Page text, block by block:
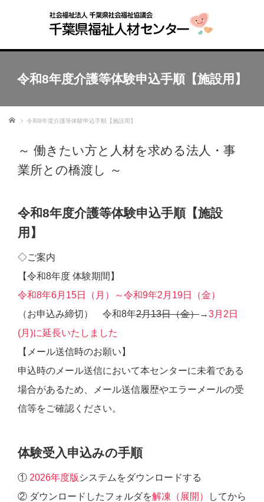
令和8年度介護等体験申込手順【施設用】
ホーム 令和8年度介護等体験申込手順【施設用】
～ 働きたい方と人材を求める法人・事
業所との橋渡し ～
令和8年度介護等体験申込手順【施設
用】
◇ご案内
【令和8年度 体験期間】
令和8年6月15日（月）～令和9年2月19日（金）
（お申込み締切） 令和8年2月13日（金）→3月2日
(月)に延長いたしました
【メール送信時のお願い】
申込時のメール送信において本センターに未着である
場合があるため、メール送信履歴やエラーメールの受
信等をご確認ください。
体験受入申込みの手順
① 2026年度版 システムをダウンロードする
② ダウンロードしたフォルダを解凍（展開）
してから